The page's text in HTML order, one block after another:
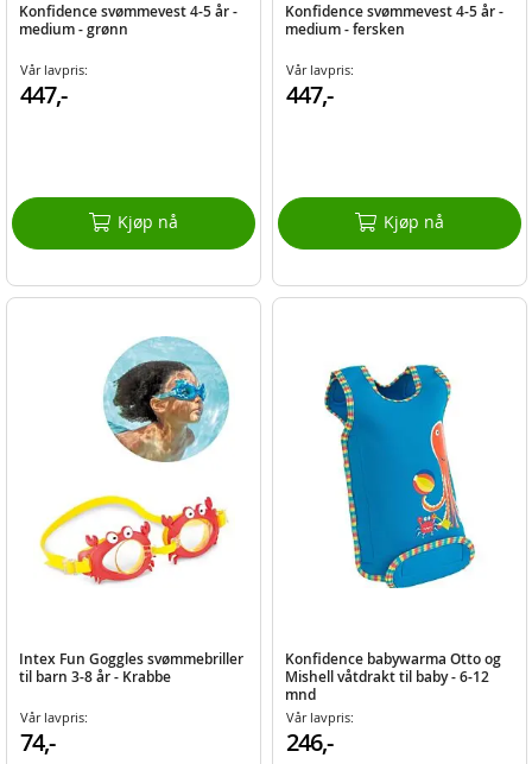
Konfidence svømmevest 4-5 år -
medium - grønn
Vår lavpris:
447,-
Kjøp nå
Konfidence svømmevest 4-5 år -
medium - fersken
Vår lavpris:
447,-
Kjøp nå
Intex Fun Goggles svømmebriller
til barn 3-8 år - Krabbe
Vår lavpris:
74,-
Konfidence babywarma Otto og
Mishell våtdrakt til baby - 6-12
mnd
Vår lavpris:
246,-